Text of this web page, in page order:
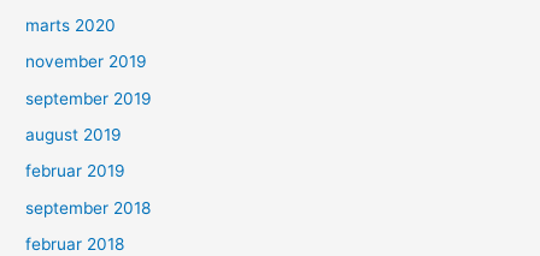
marts 2020
november 2019
september 2019
august 2019
februar 2019
september 2018
februar 2018